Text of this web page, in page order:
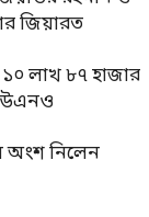
জিয়ারত
লাখ ৮৭ হাজার
অংশ নিলেন